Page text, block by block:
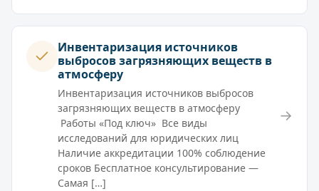
Инвентаризация источников
выбросов загрязняющих веществ в
атмосферу
Инвентаризация источников выбросов
загрязняющих веществ в атмосферу
Работы «Под ключ» Все виды
исследований для юридических лиц
Наличие аккредитации 100% соблюдение
сроков Бесплатное консультирование —
Самая […]
→